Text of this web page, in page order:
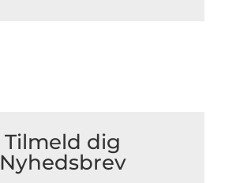
Tilmeld dig
Nyhedsbrev